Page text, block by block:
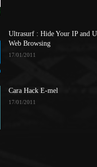
Ultrasurf : Hide Your IP and
Web Browsing
17/01/2011
Cara Hack E-mel
17/01/2011